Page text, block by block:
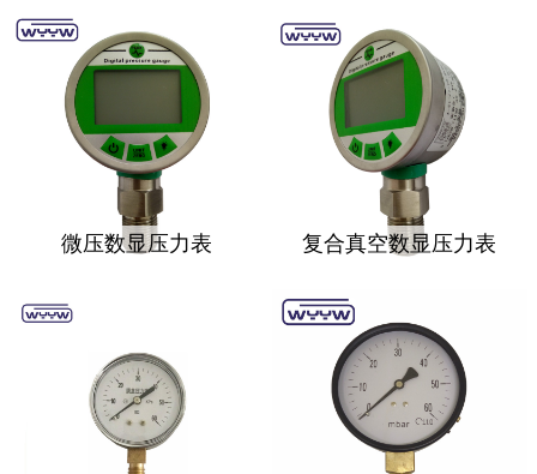
微压数显压力表 复合真空数显压力表